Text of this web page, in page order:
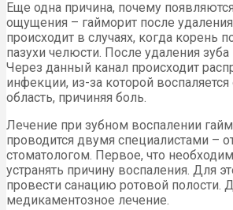
Еще одна причина, почему
ощущения – гайморит после удаления
происходит в случаях, когда корень
пазухи челюсти. После удаления зуба
Через данный канал происходит
инфекции, из-за которой
область, причиняя боль.
Лечение при зубном воспалении
проводится двумя специалистами –
стоматологом. Первое, что
устранять причину воспаления. Для
провести санацию ротовой полости.
медикаментозное лечение.